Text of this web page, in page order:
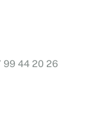
99 44 20 26